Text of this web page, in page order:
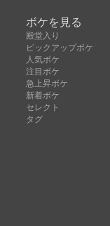
ボケを見る
殿堂入り
ピックアップボケ
人気ボケ
注目ボケ
急上昇ボケ
新着ボケ
セレクト
タグ